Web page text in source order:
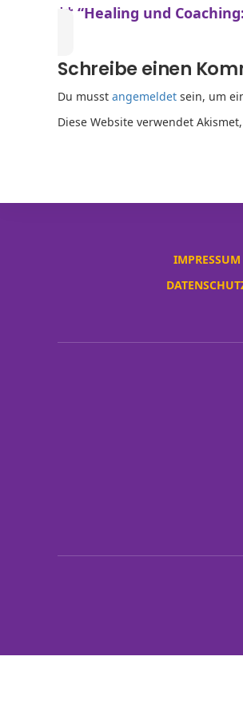
** “Healing und
Schreibe einen
Du musst angemeldet sein, um
Diese Website verwendet
IMPRESSUM